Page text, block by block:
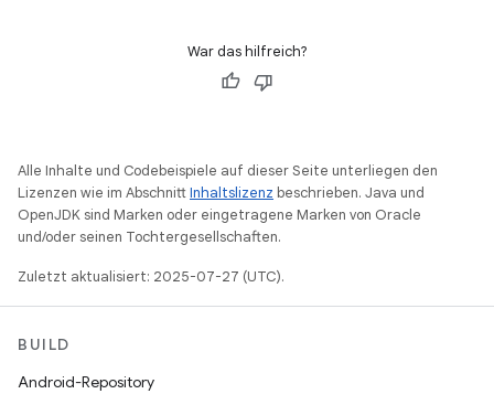
War das hilfreich?
Alle Inhalte und Codebeispiele auf dieser Seite unterliegen den
Lizenzen wie im AbschnittInhaltslizenz beschrieben. Java und
OpenJDK sind Marken oder eingetragene Marken von Oracle
und/oder seinen Tochtergesellschaften.
Zuletzt aktualisiert: 2025-07-27 (UTC).
BUILD
Android-Repository